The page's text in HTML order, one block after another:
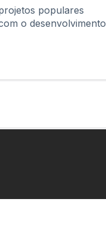
populares
o desenvolvimento